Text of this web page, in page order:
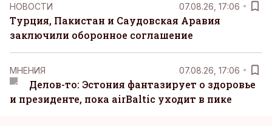
НОВОСТИ 07.08.26, 17:06
Турция, Пакистан и Саудовская Аравия
заключили оборонное соглашение
MНЕНИЯ 07.08.26, 17:06
Делов-то: Эстония фантазирует о здоровье
и президенте, пока airBaltic уходит в пике